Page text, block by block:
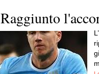
Raggiunto